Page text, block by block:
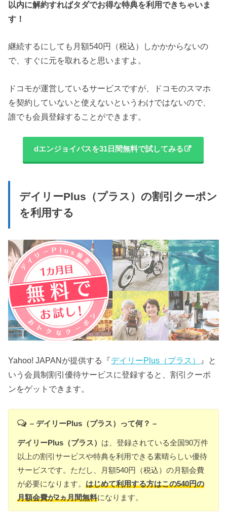
以内に解約すればタダでお得な特典を利用できちゃいま
す！
継続するにしても月額540円（税込）しかかからないの
で、すぐに元を取れると思いますよ。
ドコモが運営しているサービスですが、ドコモのスマホ
を契約していないと使えないというわけではないので、
誰でも会員登録することができます。
dエンジョイパスを31日間無料で試してみる
デイリーPlus（プラス）の割引クーポン
を利用する
Yahoo! JAPANが提供する『デイリーPlus（プラス）
』と
いう会員制割引優待サービスに登録すると、割引クーポ
ンをゲットできます。
– デイリーPlus（プラス）って何？ –
デイリーPlus（プラス） は、登録されている全国90万件
以上の割引サービスや特典を利用できる素晴らしい優待
サービスです。ただし、月額540円（税込）の月額会費
が必要になります。はじめて利用する方はこの540円の
月額会費が2ヵ月間無料になります。